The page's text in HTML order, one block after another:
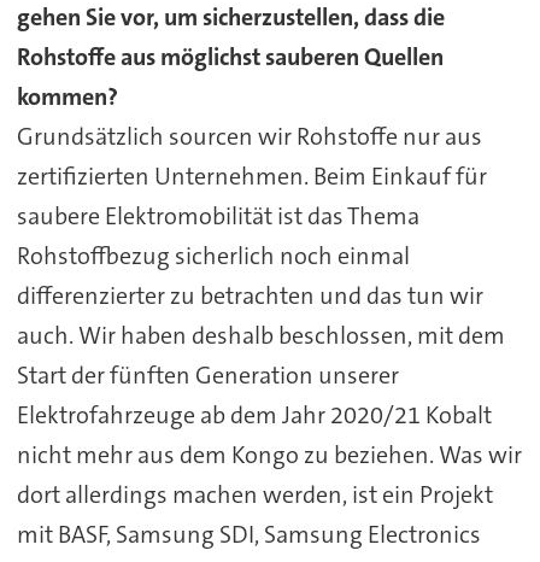
gehen Sie vor, um sicherzustellen, dass die
Rohstoffe aus möglichst sauberen Quellen
kommen?
Grundsätzlich sourcen wir Rohstoffe nur aus
zertifizierten Unternehmen. Beim Einkauf für
saubere Elektromobilität ist das Thema
Rohstoffbezug sicherlich noch einmal
differenzierter zu betrachten und das tun wir
auch. Wir haben deshalb beschlossen, mit dem
Start der fünften Generation unserer
Elektrofahrzeuge ab dem Jahr 2020/21 Kobalt
nicht mehr aus dem Kongo zu beziehen. Was wir
dort allerdings machen werden, ist ein Projekt
mit BASF, Samsung SDI, Samsung Electronics